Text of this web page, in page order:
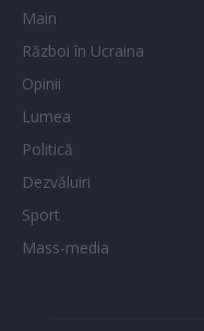
Main
Război în Ucraina
Opinii
Lumea
Politică
Dezvăluiri
Sport
Mass-media